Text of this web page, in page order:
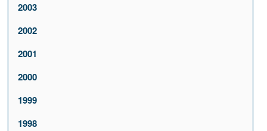
2003
2002
2001
2000
1999
1998